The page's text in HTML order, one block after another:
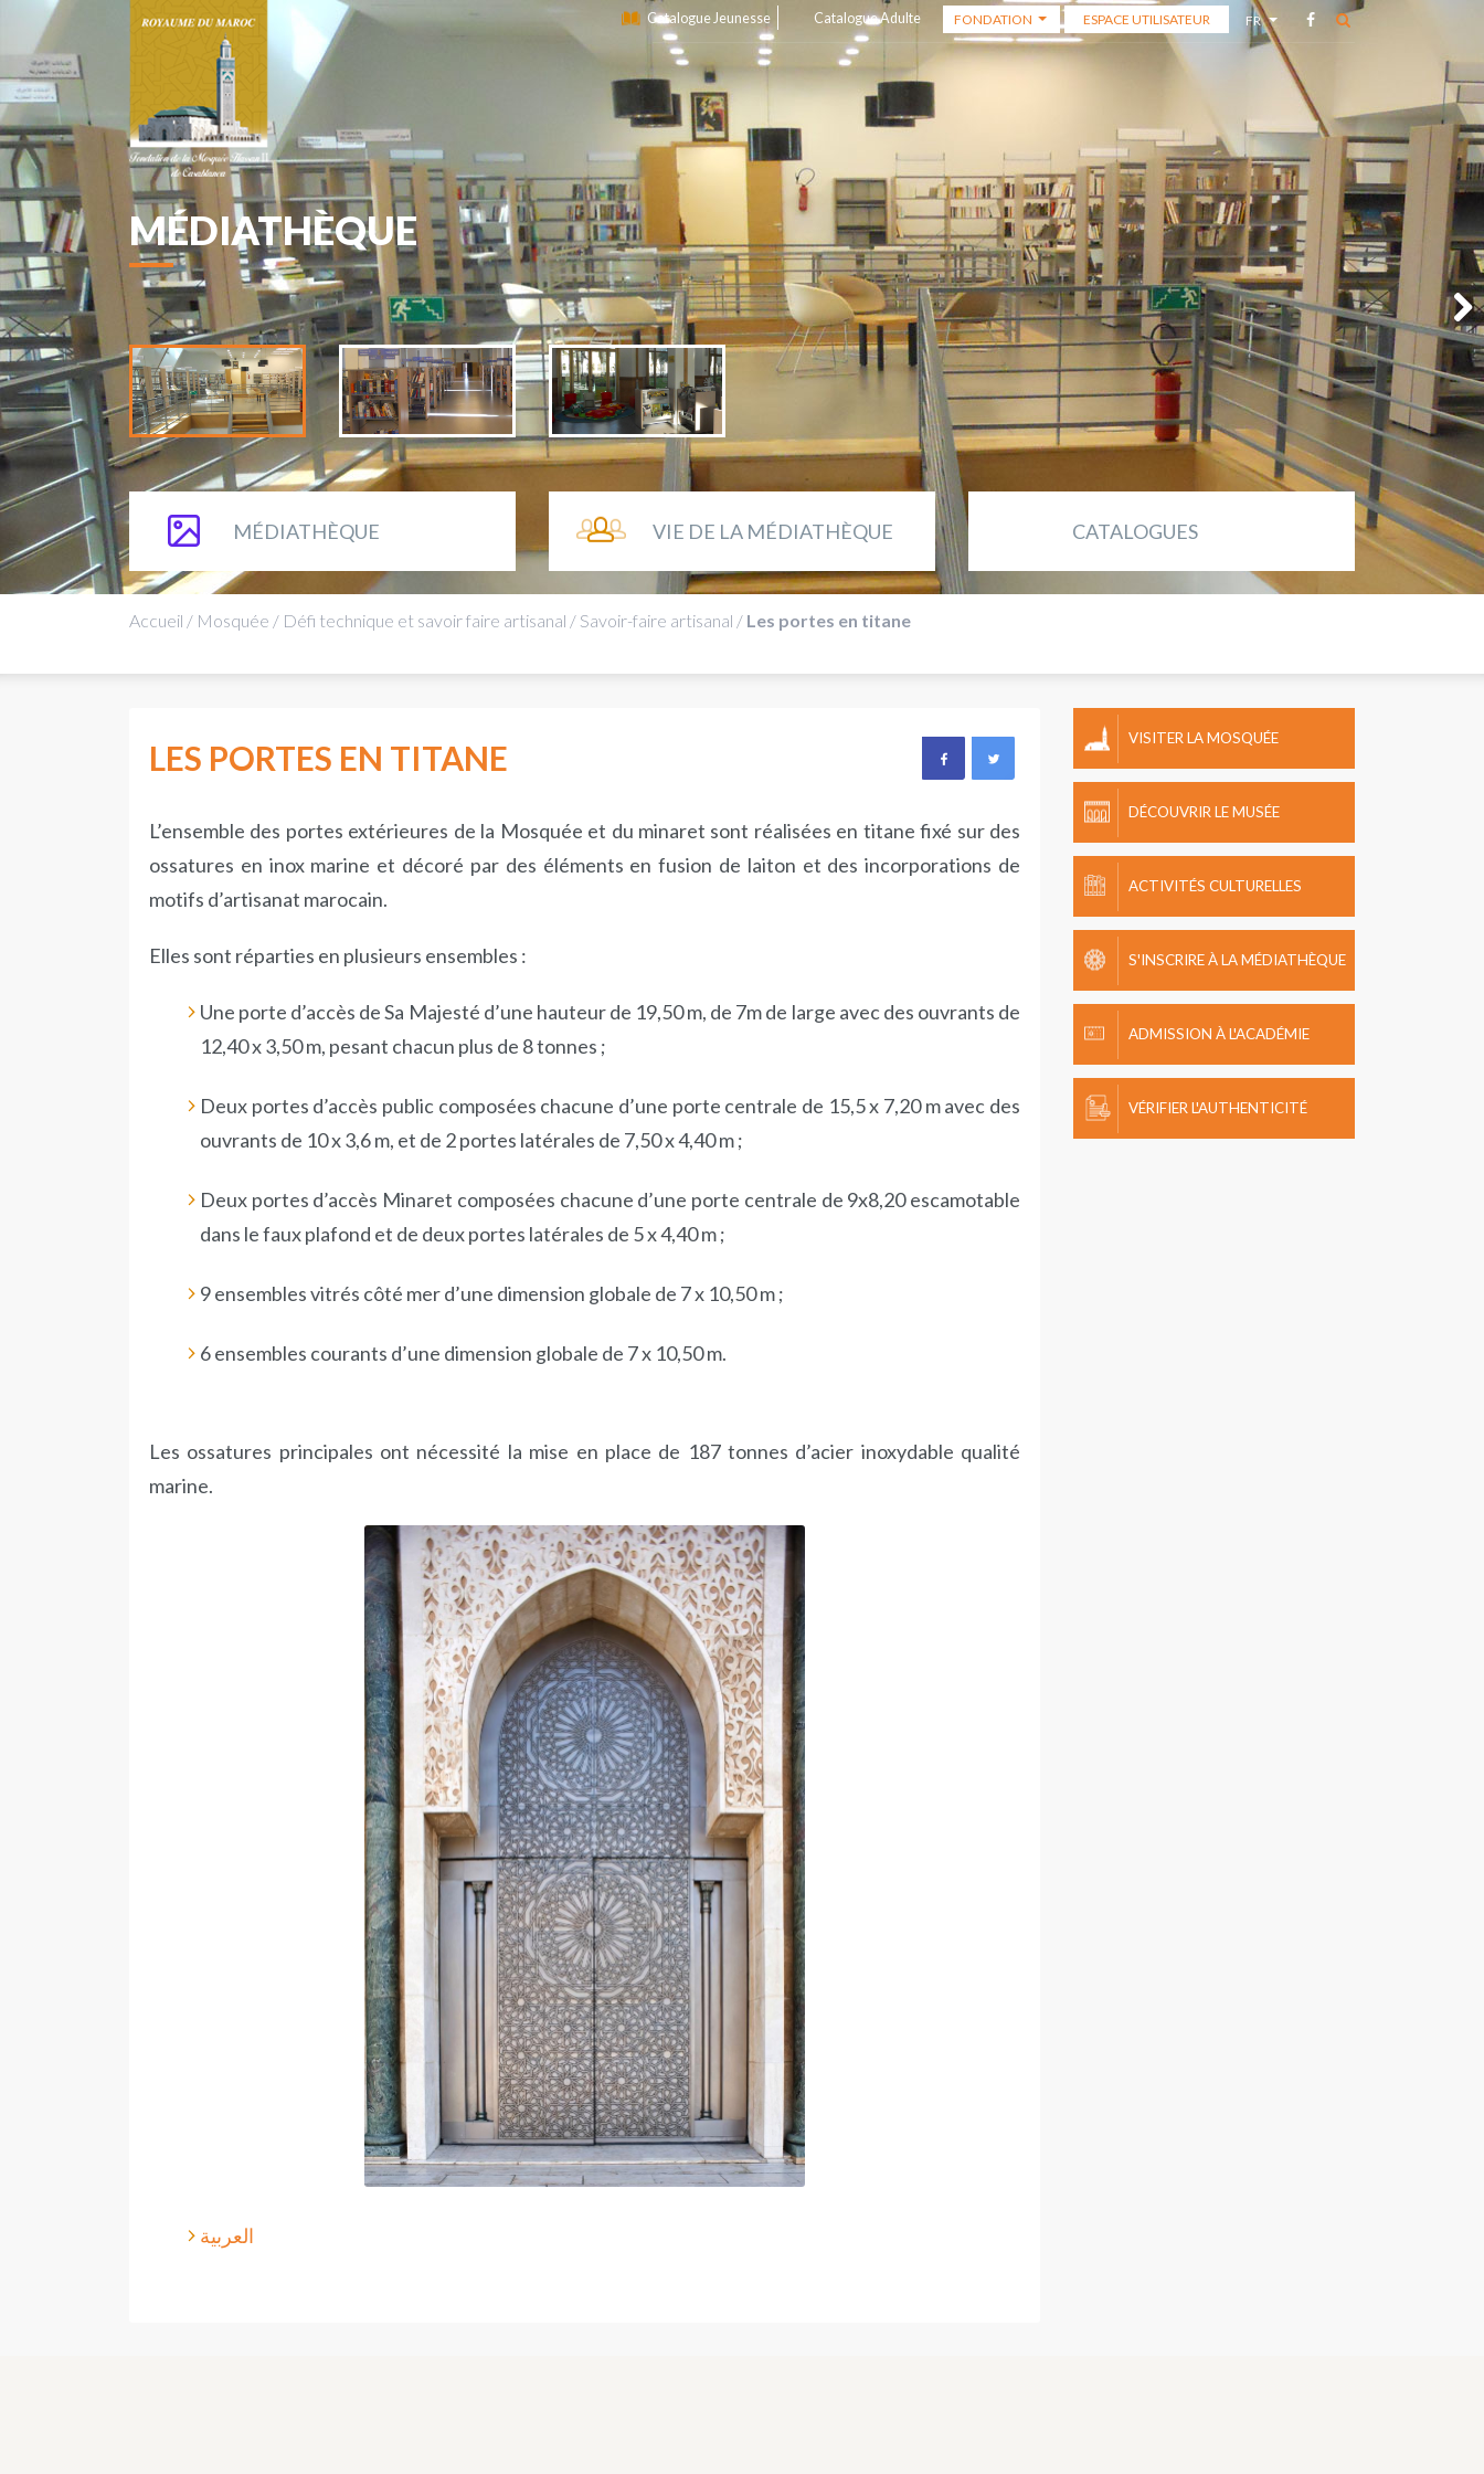
Catalogue Jeunesse Catalogue Adulte FONDATION
FONDATION
MÉDIATHÈQUE
ESPACE UTILISATEUR FR
MÉDIATHÈQUE
MÉDIATHÈQUE VIE DE LA MÉDIATHÈQUE CATALOGUES
Accueil / Mosquée / Défi technique et savoir faire artisanal / Savoir-faire artisanal / Les portes en titane
LES PORTES EN TITANE
L’ensemble des portes extérieures de la Mosquée et du minaret sont réalisées en titane fixé sur des
ossatures en inox marine et décoré par des éléments en fusion de laiton et des incorporations de
motifs d’artisanat marocain.
Elles sont réparties en plusieurs ensembles :
Une porte d’accès de Sa Majesté d’une hauteur de 19,50 m, de 7m de large avec des ouvrants de
12,40 x 3,50 m, pesant chacun plus de 8 tonnes ;
Deux portes d’accès public composées chacune d’une porte centrale de 15,5 x 7,20 m avec des
ouvrants de 10 x 3,6 m, et de 2 portes latérales de 7,50 x 4,40 m ;
Deux portes d’accès Minaret composées chacune d’une porte centrale de 9x8,20 escamotable
dans le faux plafond et de deux portes latérales de 5 x 4,40 m ;
9 ensembles vitrés côté mer d’une dimension globale de 7 x 10,50 m ;
6 ensembles courants d’une dimension globale de 7 x 10,50 m.
Les ossatures principales ont nécessité la mise en place de 187 tonnes d’acier inoxydable qualité
marine.
العربية
VISITER LA MOSQUÉE
DÉCOUVRIR LE MUSÉE
ACTIVITÉS CULTURELLES
S'INSCRIRE À LA MÉDIATHÈQUE
ADMISSION À L'ACADÉMIE
VÉRIFIER L'AUTHENTICITÉ